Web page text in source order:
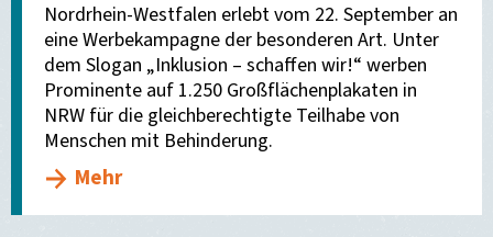
Nordrhein-Westfalen erlebt vom 22. September an
eine Werbekampagne der besonderen Art. Unter
dem Slogan „Inklusion – schaffen wir!“ werben
Prominente auf 1.250 Großflächenplakaten in
NRW für die gleichberechtigte Teilhabe von
Menschen mit Behinderung.
Mehr